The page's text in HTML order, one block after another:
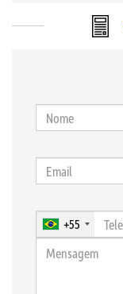
+55